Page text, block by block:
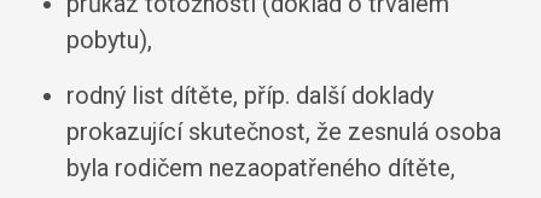
pobytu),
rodný list dítěte, příp. další doklady
prokazující skutečnost, že zesnulá osoba
byla rodičem nezaopatřeného dítěte,